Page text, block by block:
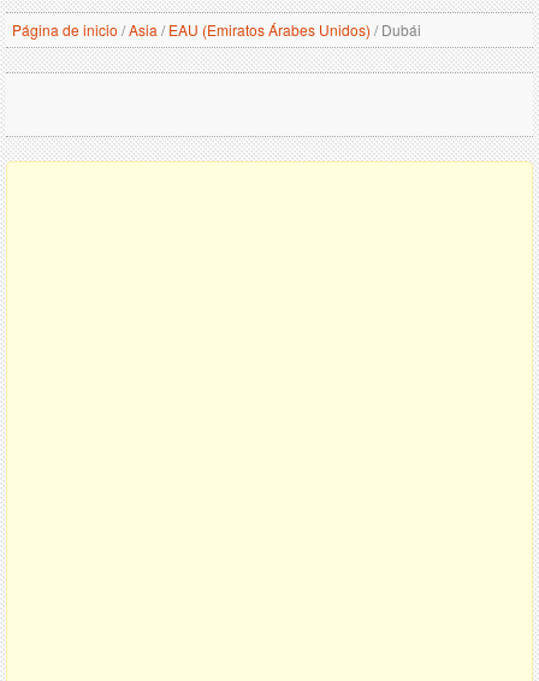
Página de inicio /Asia / EAU (Emiratos Árabes Unidos) /Dubái